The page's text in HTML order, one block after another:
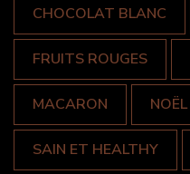
CHOCOLAT BLANC
FRUITS ROUGES
MACARON NOËL
SAIN ET HEALTHY